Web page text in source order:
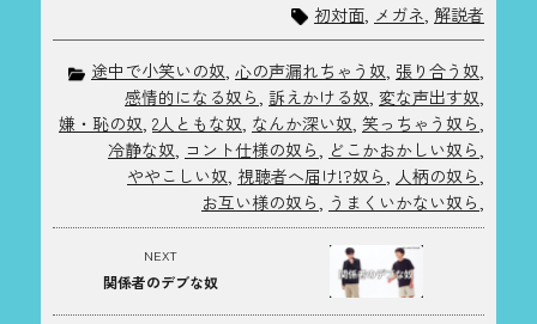
初対面 メガネ 解説者
途中で小笑いの奴, 心の声漏れちゃう奴, 張り合う奴,
感情的になる奴ら, 訴えかける奴, 変な声出す奴,
嫌・恥の奴, 2人ともな奴, なんか深い奴, 笑っちゃう奴ら,
冷静な奴, コント仕様の奴ら, どこかおかしい奴ら,
ややこしい奴, 視聴者へ届け!?奴ら, 人柄の奴ら,
お互い様の奴ら, うまくいかない奴ら,
NEXT
関係者のデブな奴